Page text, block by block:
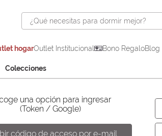
¿Qué necesitas para dormir mejor?
hogarOutlet Institucional Bono RegaloBlog
Colecciones
una opción para ingresar
(Token / Google)
código de acceso por e-mail